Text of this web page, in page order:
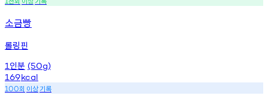
소금빵
롤링핀
1 인분 (50g)
169kcal
100회 이상기록